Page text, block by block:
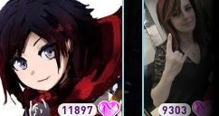
11897 9303